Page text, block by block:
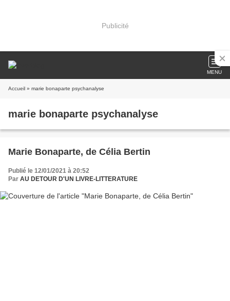
Publicité
MENU
Accueil » marie bonaparte psychanalyse
marie bonaparte psychanalyse
Marie Bonaparte, de Célia Bertin
Publié le 12/01/2021 à 20:52
Par AU DETOUR D'UN LIVRE-LITTERATURE